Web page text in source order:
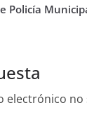
Policía
electrónico no